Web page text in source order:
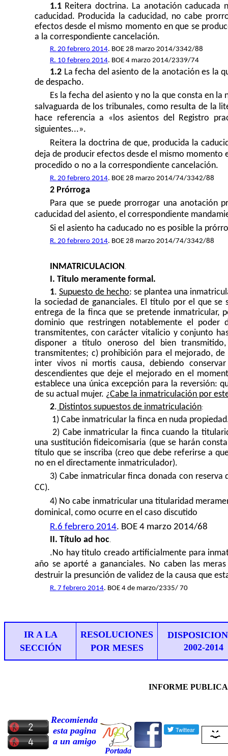
1.1 Reitera doctrina. La anotación caducada
caducidad. Producida la caducidad, no cabe
efectos desde el mismo momento en que se
a la correspondiente cancelación.
R. 20 febrero 2014. BOE 28 marzo 2014/3342/88
R. 10 febrero 2014. BOE 4 marzo 2014/2339/74
1.2 La fecha del asiento de la anotación es la
de despacho.
Es la fecha del asiento y no la que consta en
salvaguarda de los tribunales, como resulta de la
hace referencia a «los asientos del Registro
siguientes...».
Reitera la doctrina de que, producida la
deja de producir efectos desde el mismo momento
procedido o no a la correspondiente cancelación.
R. 20 febrero 2014. BOE 28 marzo 2014/74/3342/88
2 Prórroga
Para que se puede prorrogar una anotación
caducidad del asiento, el correspondiente
Si el asiento ha caducado no es posible la
R. 20 febrero 2014. BOE 28 marzo 2014/74/3342/88
INMATRICULACION.
I. Titulo meramente formal.
1.Supuesto de hecho: se plantea una
la sociedad de gananciales. El título por el que
entrega de la finca que se pretende inmatricular,
dominio que restringen notablemente el poder
transmitentes, con carácter vitalicio y conjunto
disponer a título oneroso del bien
transmitentes; c) prohibición para el mejorado,
inter vivos ni mortis causa, debiendo
descendientes que deje el mejorado en el
establece una única excepción para la reversión:
de su actual mujer. ¿Cabe la inmatriculación por
2. Distintos supuestos de inmatriculación:
1) Cabe inmatricular la finca en nuda
2) Cabe inmatricular la finca cuando la
una sustitución fideicomisaria (que se harán
título que se inscriba (creo que debe referirse a
no en el directamente inmatriculador).
3) Cabe inmatricular finca donada con
CC).
4) No cabe inmatricular una titularidad
dominical, como ocurre en el caso discutido
R.6 febrero 2014. BOE 4 marzo 2014/68
II. Título ad hoc.
.No hay titulo creado artificialmente para
año se aporté a gananciales. No caben las
destruir la presunción de validez de la causa que
R. 7 febrero 2014. BOE 4 de marzo/2335/ 70
IR A LA
SECCIÓN
RESOLUCIONES
POR MESES
2002-2014
INFORME
Recomienda
esta pagina
a un amigo
Portada